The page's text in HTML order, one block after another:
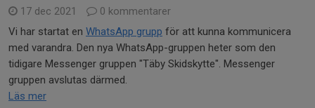
17 dec 2021
0 kommentarer
Vi har startat en WhatsApp grupp för att kunna kommunicera
med varandra. Den nya WhatsApp-gruppen heter som den
tidigare Messenger gruppen "Täby Skidskytte". Messenger
gruppen avslutas därmed.
Läs mer